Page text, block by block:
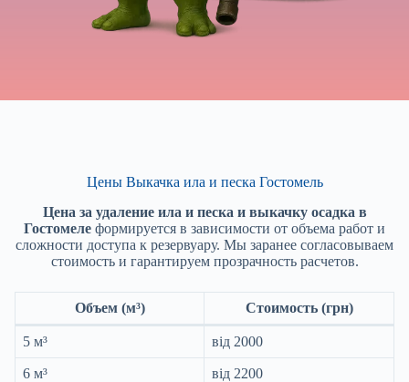
Цены Выкачка ила и песка Гостомель
Цена за удаление ила и песка и выкачку осадка в
Гостомеле формируется в зависимости от объема работ и
сложности доступа к резервуару. Мы заранее согласовываем
стоимость и гарантируем прозрачность расчетов.
Объем (м³) Стоимость (грн)
5 м³ від 2000
6 м³ від 2200